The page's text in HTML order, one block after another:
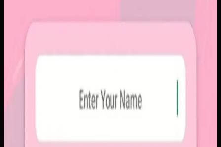
Sebelumnya
Platform sosial umum sering membuat momen personal
tenggelam di antara konten publik, iklan, dan tekanan
untuk selalu tampil sempurna. Pengguna membutuhkan
Kami membangun aplikasi mobile dengan alur berbagi yang
ringkas, notifikasi cepat, dan arsip momen yang tersusun
rapi. Sistemnya dirancang untuk percakapan visual yang
lebih personal tanpa membawa beban feed publik.